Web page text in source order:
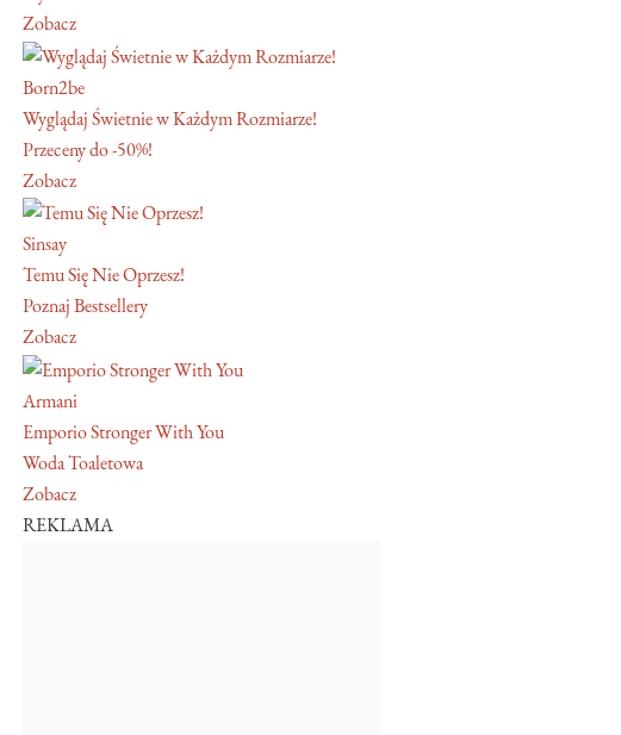
Zobacz
Born2be
Wyglądaj Świetnie w Każdym Rozmiarze!
Przeceny do -50%!
Zobacz
Sinsay
Temu Się Nie Oprzesz!
Poznaj Bestsellery
Zobacz
Armani
Emporio Stronger With You
Woda Toaletowa
Zobacz
REKLAMA